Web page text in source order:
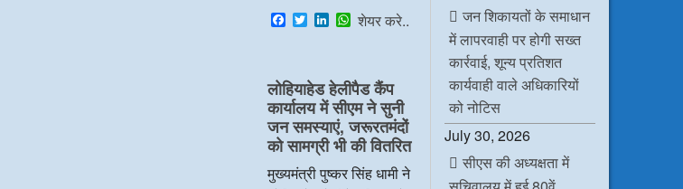
F
a
b
o
o
k
T
w
t
e
r
L
i
e
d
I
n
W
h
s
A
p
p
शेयर करे..
लोहियाहेड हेलीपैड कैंप
कार्यालय में सीएम ने सुनी
जन समस्याएं, जरूरतमंदों
को सामग्री भी की वितरित
मुख्यमंत्री पुष्कर सिंह धामी ने
जन शिकायतों के समाधान
में लापरवाही पर होगी सख्त
कार्रवाई, शून्य प्रतिशत
कार्यवाही वाले अधिकारियों
को नोटिस
July 30, 2026
सीएस की अध्यक्षता में